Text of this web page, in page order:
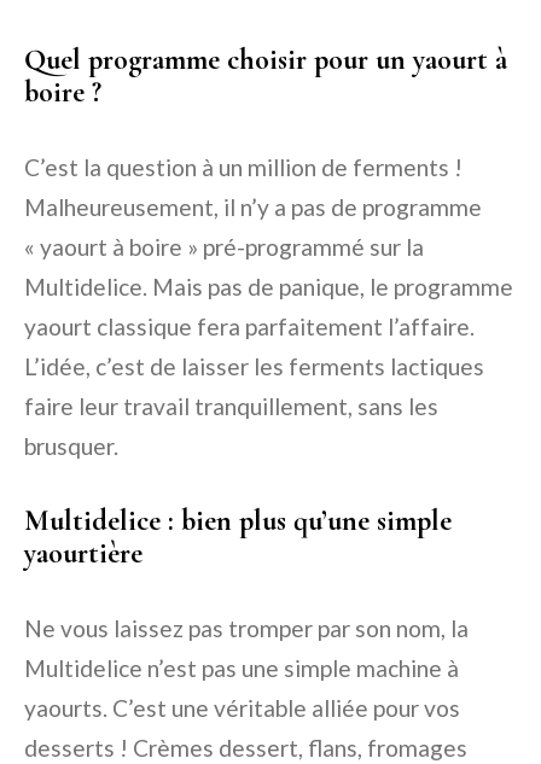
Quel programme choisir pour un yaourt à
boire ?
C’est la question à un million de ferments !
Malheureusement, il n’y a pas de programme
« yaourt à boire » pré-programmé sur la
Multidelice. Mais pas de panique, le programme
yaourt classique fera parfaitement l’affaire.
L’idée, c’est de laisser les ferments lactiques
faire leur travail tranquillement, sans les
brusquer.
Multidelice : bien plus qu’une simple
yaourtière
Ne vous laissez pas tromper par son nom, la
Multidelice n’est pas une simple machine à
yaourts. C’est une véritable alliée pour vos
desserts ! Crèmes dessert, flans, fromages